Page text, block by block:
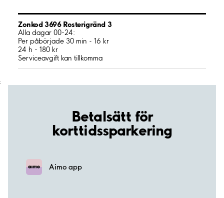
Zonkod 3696 Rosterigränd 3
Alla dagar 00-24:
Per påbörjade 30 min - 16 kr
24 h - 180 kr
Serviceavgift kan tillkomma
;
Betalsätt för
korttidssparkering
Aimo app